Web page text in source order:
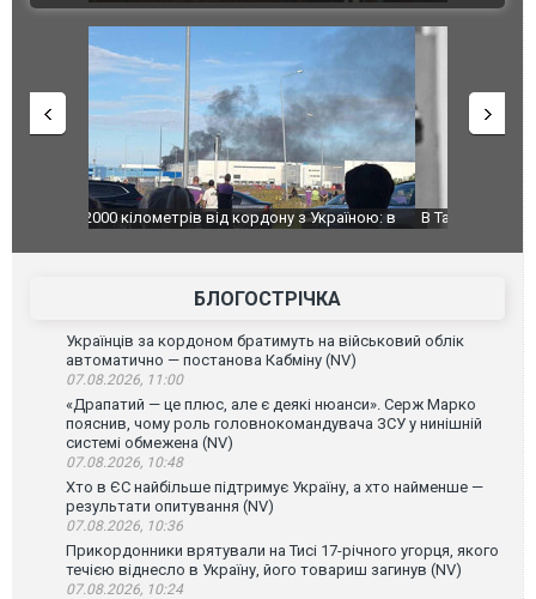
В Таїланді футболіст загинув від удару
постраждали. ВІДЕО
БЛОГОСТРІЧКА
Українців за кордоном братимуть на військовий облік
автоматично — постанова Кабміну (NV)
07.08.2026, 11:00
«Драпатий — це плюс, але є деякі нюанси». Серж Марко
пояснив, чому роль головнокомандувача ЗСУ у нинішній
системі обмежена (NV)
07.08.2026, 10:48
Хто в ЄС найбільше підтримує Україну, а хто найменше —
результати опитування (NV)
07.08.2026, 10:36
Прикордонники врятували на Тисі 17-річного угорця, якого
течією віднесло в Україну, його товариш загинув (NV)
07.08.2026, 10:24